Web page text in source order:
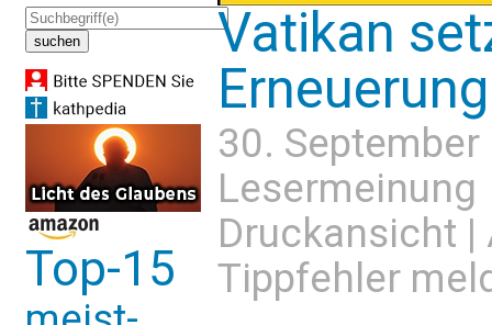
Top-15
Vatikan
30.
Lesermeinung
Druckansicht |
Tippfehler